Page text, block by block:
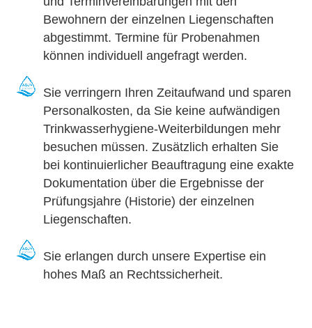
Bewohnern der einzelnen Liegenschaften
abgestimmt. Termine für Probenahmen
können individuell angefragt werden.
Sie verringern Ihren Zeitaufwand und sparen
Personalkosten, da Sie keine aufwändigen
Trinkwasserhygiene-Weiterbildungen mehr
besuchen müssen. Zusätzlich erhalten Sie
bei kontinuierlicher Beauftragung eine exakte
Dokumentation über die Ergebnisse der
Prüfungsjahre (Historie) der einzelnen
Liegenschaften.
Sie erlangen durch unsere Expertise ein
hohes Maß an Rechtssicherheit.